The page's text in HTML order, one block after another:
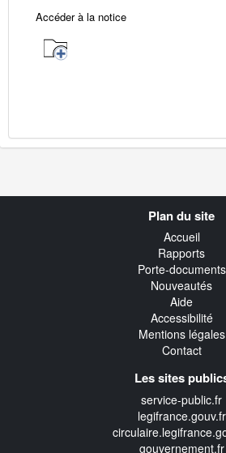
Accéder à la notice
Plan du site
Accueil
Rapports
Porte-documents
Nouveautés
Aide
Accessibilité
Mentions légales
Contact
Les sites
service-public.fr
legifrance.gouv.fr
gouvernement.fr